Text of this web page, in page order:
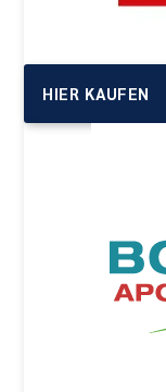
HIER KAUFEN